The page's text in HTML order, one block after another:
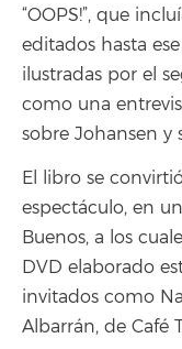
“OOPS!”, que
editados hasta
ilustradas por el
como una
sobre Johansen y
El libro se
espectáculo, en
Buenos, a los
DVD elaborado
invitados como
Albarrán, de Café